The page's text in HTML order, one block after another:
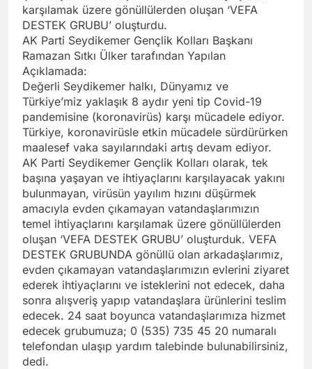
karşılamak üzere gönüllülerden oluşan ‘VEFA
DESTEK GRUBU’ oluşturdu.
AK Parti Seydikemer Gençlik Kolları Başkanı
Ramazan Sıtkı Ülker tarafından Yapılan
Açıklamada:
Değerli Seydikemer halkı, Dünyamız ve
Türkiye’miz yaklaşık 8 aydır yeni tip Covid-19
pandemisine (koronavirüs) karşı mücadele ediyor.
Türkiye, koronavirüsle etkin mücadele sürdürürken
maalesef vaka sayılarındaki artış devam ediyor.
AK Parti Seydikemer Gençlik Kolları olarak, tek
başına yaşayan ve ihtiyaçlarını karşılayacak yakını
bulunmayan, virüsün yayılım hızını düşürmek
amacıyla evden çıkamayan vatandaşlarımızın
temel ihtiyaçlarını karşılamak üzere gönüllülerden
oluşan ‘VEFA DESTEK GRUBU’ oluşturduk. VEFA
DESTEK GRUBUNDA gönüllü olan arkadaşlarımız,
evden çıkamayan vatandaşlarımızın evlerini ziyaret
ederek ihtiyaçlarını ve isteklerini not edecek, daha
sonra alışveriş yapıp vatandaşlara ürünlerini teslim
edecek. 24 saat boyunca vatandaşlarımıza hizmet
edecek grubumuza; 0 (535) 735 45 20 numaralı
telefondan ulaşıp yardım talebinde bulunabilirsiniz,
dedi.